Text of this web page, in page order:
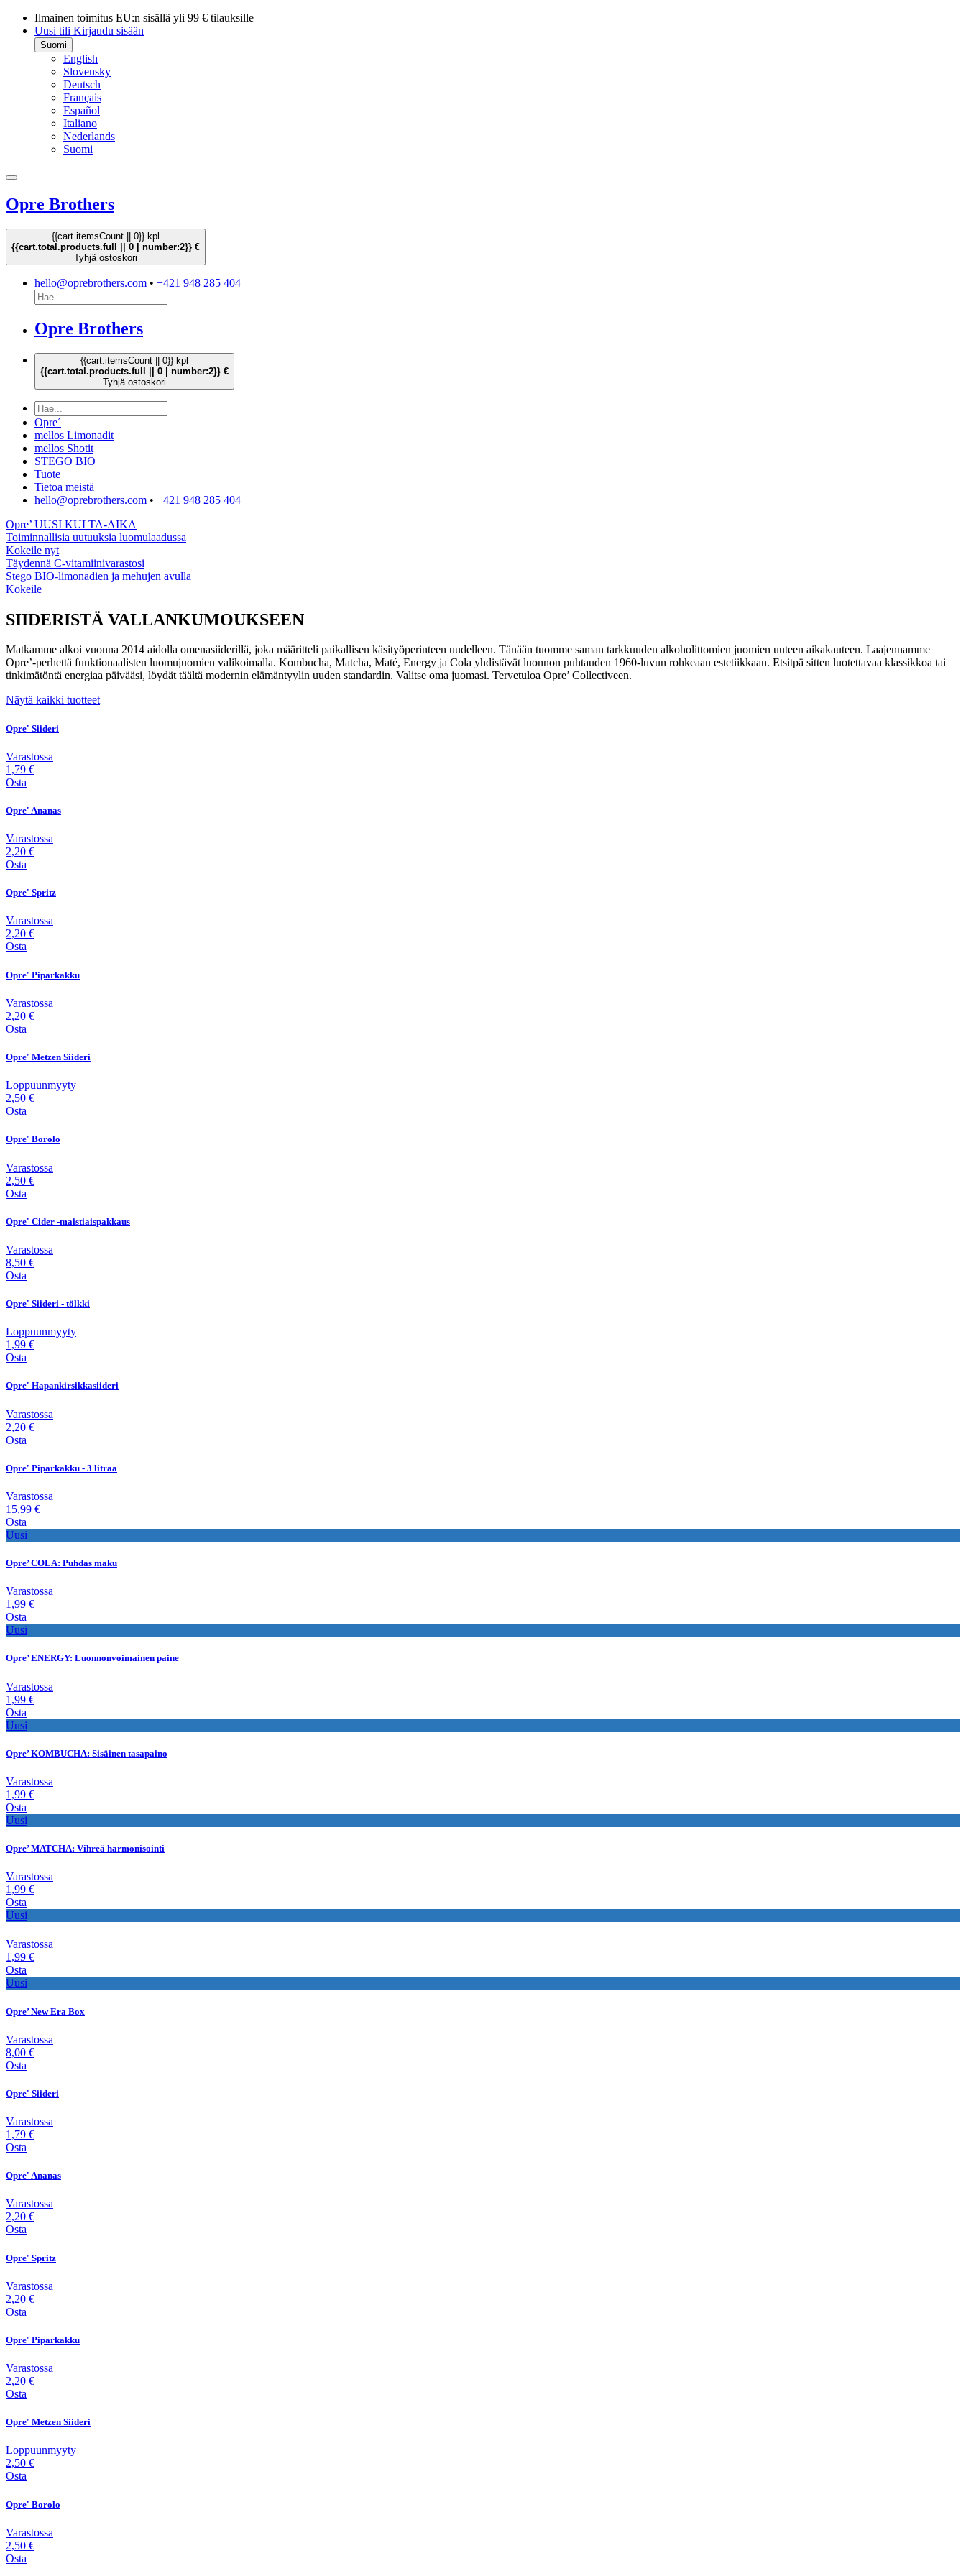
Ilmainen toimitus EU:n sisällä yli 99 € tilauksille
Uusi tili Kirjaudu sisään
Suomi
English
Slovensky
Deutsch
Français
Español
Italiano
Nederlands
Suomi
Opre Brothers
{{cart.itemsCount || 0}} kpl
{{cart.total.products.full || 0 | number:2}} €
Tyhjä ostoskori
hello@oprebrothers.com • +421 948 285 404
Opre Brothers
{{cart.itemsCount || 0}} kpl
{{cart.total.products.full || 0 | number:2}} €
Tyhjä ostoskori
Opre´
mellos Limonadit
mellos Shotit
STEGO BIO
Tuote
Tietoa meistä
hello@oprebrothers.com • +421 948 285 404
Opre’ UUSI KULTA-AIKA
Toiminnallisia uutuuksia luomulaadussa
Kokeile nyt
Täydennä C-vitamiinivarastosi
Stego BIO-limonadien ja mehujen avulla
Kokeile
SIIDERISTÄ VALLANKUMOUKSEEN
Matkamme alkoi vuonna 2014 aidolla omenasiiderillä, joka määritteli paikallisen käsityöperinteen uudelleen. Tänään tuomme saman tarkkuuden alkoholittomien juomien uuteen aikakauteen. Laajennamme
Opre’-perhettä funktionaalisten luomujuomien valikoimalla. Kombucha, Matcha, Maté, Energy ja Cola yhdistävät luonnon puhtauden 1960-luvun rohkeaan estetiikkaan. Etsitpä sitten luotettavaa klassikkoa tai
tinkimätöntä energiaa päivääsi, löydät täältä modernin elämäntyylin uuden standardin. Valitse oma juomasi. Tervetuloa Opre’ Collectiveen.
Näytä kaikki tuotteet
Opre' Siideri
Varastossa
1,79 €
Osta
Opre' Ananas
Varastossa
2,20 €
Osta
Opre' Spritz
Varastossa
2,20 €
Osta
Opre' Piparkakku
Varastossa
2,20 €
Osta
Opre' Metzen Siideri
Loppuunmyyty
2,50 €
Osta
Opre' Borolo
Varastossa
2,50 €
Osta
Opre' Cider -maistiaispakkaus
Varastossa
8,50 €
Osta
Opre' Siideri - tölkki
Loppuunmyyty
1,99 €
Osta
Opre' Hapankirsikkasiideri
Varastossa
2,20 €
Osta
Opre' Piparkakku - 3 litraa
Varastossa
15,99 €
Osta
Uusi
Opre’ COLA: Puhdas maku
Varastossa
1,99 €
Osta
Uusi
Opre’ ENERGY: Luonnonvoimainen paine
Varastossa
1,99 €
Osta
Uusi
Opre’ KOMBUCHA: Sisäinen tasapaino
Varastossa
1,99 €
Osta
Uusi
Opre’ MATCHA: Vihreä harmonisointi
Varastossa
1,99 €
Osta
Uusi
Varastossa
1,99 €
Osta
Uusi
Opre’ New Era Box
Varastossa
8,00 €
Osta
Opre' Siideri
Varastossa
1,79 €
Osta
Opre' Ananas
Varastossa
2,20 €
Osta
Opre' Spritz
Varastossa
2,20 €
Osta
Opre' Piparkakku
Varastossa
2,20 €
Osta
Opre' Metzen Siideri
Loppuunmyyty
2,50 €
Osta
Opre' Borolo
Varastossa
2,50 €
Osta